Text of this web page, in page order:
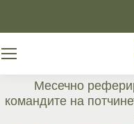
Месечно
командите на